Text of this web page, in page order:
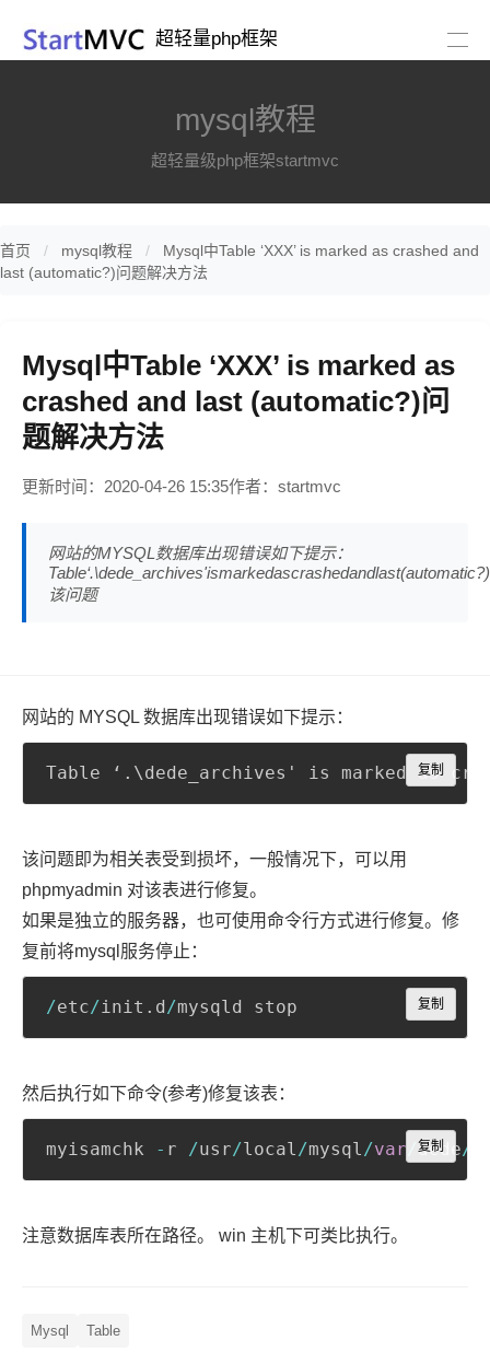
超轻量php框架
mysql教程
超轻量级php框架startmvc
首页 mysql教程
Mysql中Table ‘XXX’ is marked as crashed and
last (automatic?)问题解决方法
Mysql中Table ‘XXX’ is marked as
crashed and last (automatic?)问
题解决方法
更新时间：2020-04-26 15:35作者：startmvc
网站的MYSQL数据库出现错误如下提示：
Table‘.\dede_archives'ismarkedascrashedandlast(automatic?)
该问题
网站的 MYSQL 数据库出现错误如下提示：
Table ‘ . \dede_archives' is marked as
复制
Copy
该问题即为相关表受到损坏，一般情况下，可以用
phpmyadmin 对该表进行修复。
如果是独立的服务器，也可使用命令行方式进行修复。修
复前将mysql服务停止：
/etc/init . d/mysqld stop 复制
Copy
然后执行如下命令(参考)修复该表：
myisamchk - r /usr/local/mysql/var dede/
复制
Copy
注意数据库表所在路径。 win 主机下可类比执行。
Mysql Table